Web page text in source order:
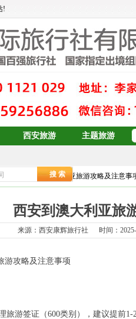
!
西安旅游 主题旅游
蓬莱、烟台双卧6日游
台
略 >> 西安到澳大利亚旅游攻略及注意事
西安到澳大利亚旅
来源：西安康辉旅行社 时间：2025-
游攻略及注意事项
旅游签证（600类别），建议提前